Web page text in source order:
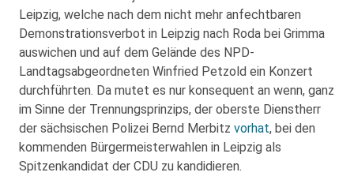
Leipzig, welche nach dem nicht mehr anfechtbaren
Demonstrationsverbot in Leipzig nach Roda bei Grimma
auswichen und auf dem Gelände des NPD-
Landtagsabgeordneten Winfried Petzold ein Konzert
durchführten. Da mutet es nur konsequent an wenn, ganz
im Sinne der Trennungsprinzips, der oberste Dienstherr
der sächsischen Polizei Bernd Merbitz vorhat, bei den
kommenden Bürgermeisterwahlen in Leipzig als
Spitzenkandidat der CDU zu kandidieren.